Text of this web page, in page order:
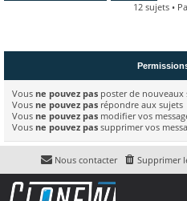
12 sujets •
Vous ne pouvez pas poster de nouveaux
Vous ne pouvez pas répondre aux sujets
Vous ne pouvez pas modifier vos
Vous ne pouvez pas supprimer vos
Supprimer
Nous contacter